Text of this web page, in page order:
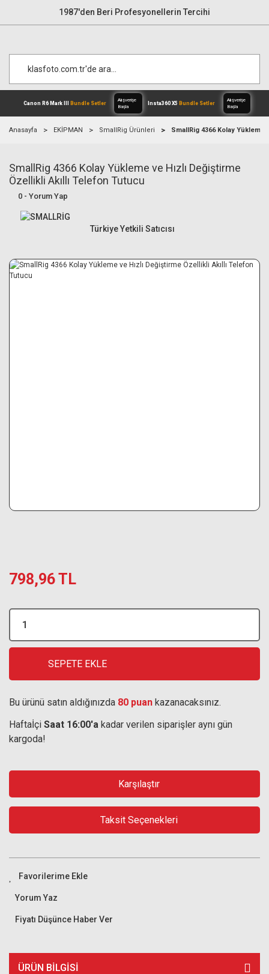
1987'den Beri Profesyonellerin Tercihi
Canon R6 Mark IIIBundle Setler
Alışverişe
Anasayfa EKİPMAN SmallRig Ürünleri SmallRig 4366 Kolay Yükleme
SmallRig 4366 Kolay Yükleme ve Hızlı Değiştirme
Özellikli Akıllı Telefon Tutucu
0 - Yorum Yap
Türkiye Yetkili Satıcısı
798,96 TL
SEPETE EKLE
Bu ürünü satın aldığınızda 80 puan kazanacaksınız.
Haftaİçi Saat 16:00'a kadar verilen siparişler aynı gün
kargoda!
Karşılaştır
Taksit Seçenekleri
Yorum Yaz
Fiyatı Düşünce Haber Ver
ÜRÜN BILGISI